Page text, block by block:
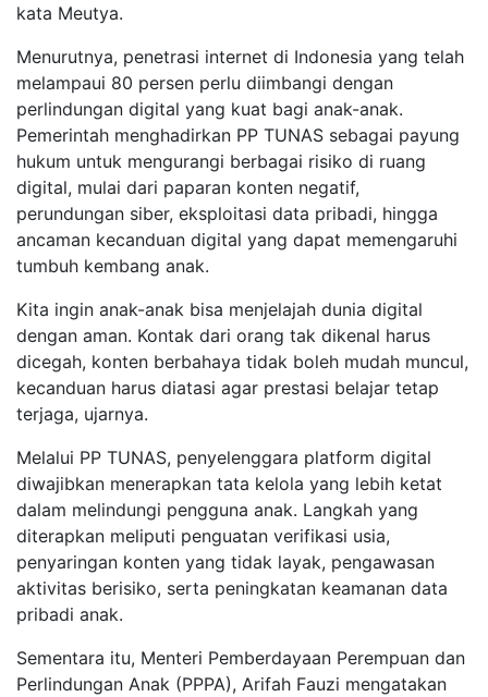
kata Meutya.
Menurutnya, penetrasi internet di Indonesia yang telah
melampaui 80 persen perlu diimbangi dengan
perlindungan digital yang kuat bagi anak-anak.
Pemerintah menghadirkan PP TUNAS sebagai payung
hukum untuk mengurangi berbagai risiko di ruang
digital, mulai dari paparan konten negatif,
perundungan siber, eksploitasi data pribadi, hingga
ancaman kecanduan digital yang dapat memengaruhi
tumbuh kembang anak.
Kita ingin anak-anak bisa menjelajah dunia digital
dengan aman. Kontak dari orang tak dikenal harus
dicegah, konten berbahaya tidak boleh mudah muncul,
kecanduan harus diatasi agar prestasi belajar tetap
terjaga, ujarnya.
Melalui PP TUNAS, penyelenggara platform digital
diwajibkan menerapkan tata kelola yang lebih ketat
dalam melindungi pengguna anak. Langkah yang
diterapkan meliputi penguatan verifikasi usia,
penyaringan konten yang tidak layak, pengawasan
aktivitas berisiko, serta peningkatan keamanan data
pribadi anak.
Sementara itu, Menteri Pemberdayaan Perempuan dan
Perlindungan Anak (PPPA), Arifah Fauzi mengatakan